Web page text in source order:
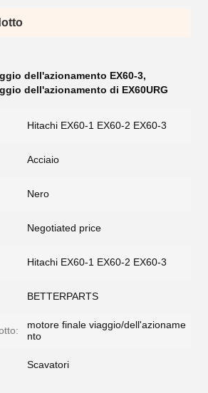
dell'azionamento EX60-3,
dell'azionamento di EX60URG
Hitachi EX60-1 EX60-2 EX60-3
Acciaio
Nero
Negotiated price
Hitachi EX60-1 EX60-2 EX60-3
BETTERPARTS
motore finale viaggio/dell'azioname
nto
Scavatori